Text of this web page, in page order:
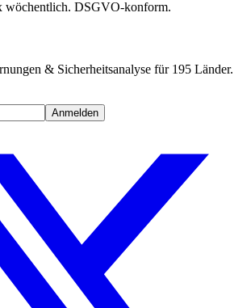
wöchentlich. DSGVO-konform.
& Sicherheitsanalyse für 195 Länder.
Anmelden